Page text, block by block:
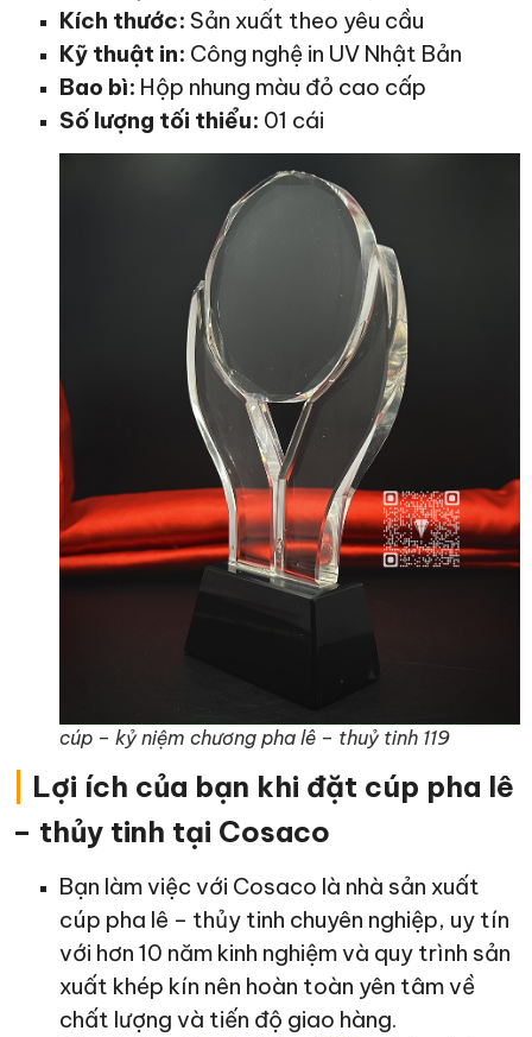
Kích thước: Sản xuất theo yêu cầu
Kỹ thuật in: Công nghệ in UV Nhật Bản
Bao bì: Hộp nhung màu đỏ cao cấp
Số lượng tối thiểu: 01 cái
cúp – kỷ niệm chương pha lê – thuỷ tinh 119
Lợi ích của bạn khi đặt cúp pha lê
– thủy tinh tại Cosaco
Bạn làm việc với Cosaco là nhà sản xuất
cúp pha lê – thủy tinh chuyên nghiệp, uy tín
với hơn 10 năm kinh nghiệm và quy trình sản
xuất khép kín nên hoàn toàn yên tâm về
chất lượng và tiến độ giao hàng.